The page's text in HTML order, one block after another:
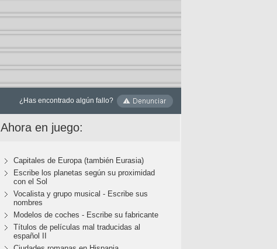
¿Has encontrado algún fallo?
Ahora en juego:
Capitales de Europa (también Eurasia)
Escribe los planetas según su proximidad
con el Sol
Vocalista y grupo musical - Escribe sus
nombres
Modelos de coches - Escribe su fabricante
Títulos de películas mal traducidas al
español II